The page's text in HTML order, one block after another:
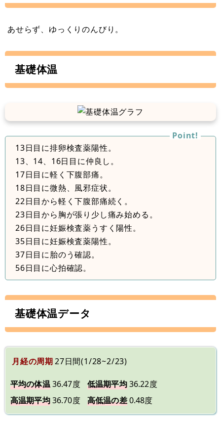
あせらず、ゆっくりのんびり。
基礎体温
13日目に排卵検査薬陽性。
13、14、16日目に仲良し。
17日目に軽く下腹部痛。
18日目に微熱、風邪症状。
22日目から軽く下腹部痛続く。
23日目から胸が張り少し痛み始める。
26日目に妊娠検査薬うすく陽性。
35日目に妊娠検査薬陽性。
37日目に胎のう確認。
56日目に心拍確認。
基礎体温データ
月経の周期27日間(1/28~2/23)
平均の体温36.47度 低温期平均36.22度
高温期平均36.70度 高低温の差0.48度